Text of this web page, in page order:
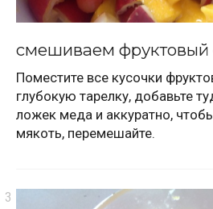
смешиваем фруктовый
Поместите все кусочки
глубокую тарелку, добавьте
ложек меда и аккуратно,
мякоть, перемешайте.